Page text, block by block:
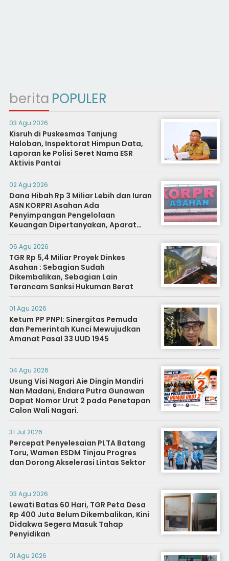
berita POPULER
03 Agu 2026
Kisruh di Puskesmas Tanjung
Haloban, Inspektorat Himpun Data,
Laporan ke Polisi Seret Nama ESR
Aktivis Pantai
02 Agu 2026
Dana Hibah Rp 3 Miliar Lebih dan Iuran
ASN KORPRI Asahan Ada
Penyimpangan Pengelolaan
Keuangan Dipertanyakan, Aparat
Diminta Segera Usut
06 Agu 2026
TGR Rp 5,4 Miliar Proyek Dinkes
Asahan : Sebagian Sudah
Dikembalikan, Sebagian Lain
Terancam Sanksi Hukuman Berat
01 Agu 2026
Ketum PP PNPI: Sinergitas Pemuda
dan Pemerintah Kunci Mewujudkan
Amanat Pasal 33 UUD 1945
04 Agu 2026
Usung Visi Nagari Aie Dingin Mandiri
Nan Madani, Endara Putra Gunawan
Dapat Nomor Urut 2 pada Penetapan
Calon Wali Nagari.
31 Jul 2026
Percepat Penyelesaian PLTA Batang
Toru, Wamen ESDM Tinjau Progres
dan Dorong Akselerasi Lintas Sektor
03 Agu 2026
Lewati Batas 60 Hari, TGR Peta Desa
Rp 400 Juta Belum Dikembalikan, Kini
Didakwa Segera Masuk Tahap
Penyidikan
01 Agu 2026